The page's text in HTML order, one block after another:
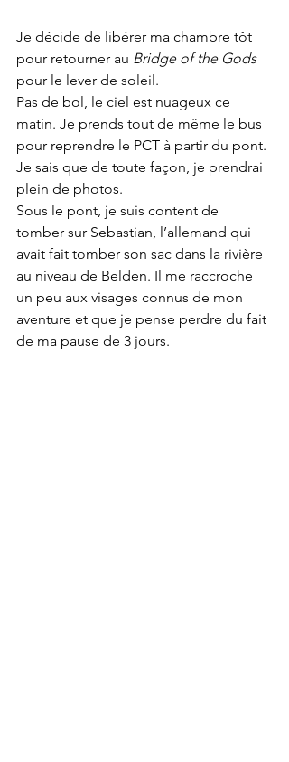
Je décide de libérer ma chambre tôt
pour retourner au Bridge of the Gods
pour le lever de soleil.
Pas de bol, le ciel est nuageux ce
matin. Je prends tout de même le bus
pour reprendre le PCT à partir du pont.
Je sais que de toute façon, je prendrai
plein de photos.
Sous le pont, je suis content de
tomber sur Sebastian, l’allemand qui
avait fait tomber son sac dans la rivière
au niveau de Belden. Il me raccroche
un peu aux visages connus de mon
aventure et que je pense perdre du fait
de ma pause de 3 jours.